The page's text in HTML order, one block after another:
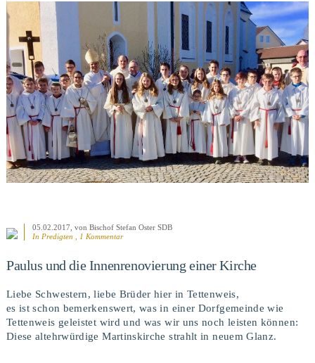
BEITRAG ANSEHEN
05.02.2017 , von Bischof Stefan Oster SDB
In Predigten , 1 Kommentar
Paulus und die Innenrenovierung einer Kirche
Liebe Schwestern, liebe Brüder hier in Tettenweis,
es ist schon bemerkenswert, was in einer Dorfgemeinde wie
Tettenweis geleistet wird und was wir uns noch leisten können:
Diese altehrwürdige Martinskirche strahlt in neuem Glanz.